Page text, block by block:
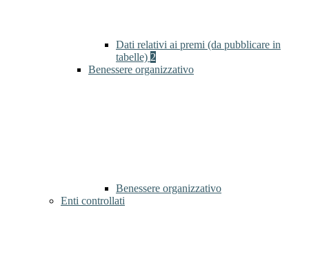
Dati relativi ai premi (da pubblicare in
tabelle) 2
Benessere organizzativo
Benessere organizzativo
Enti controllati